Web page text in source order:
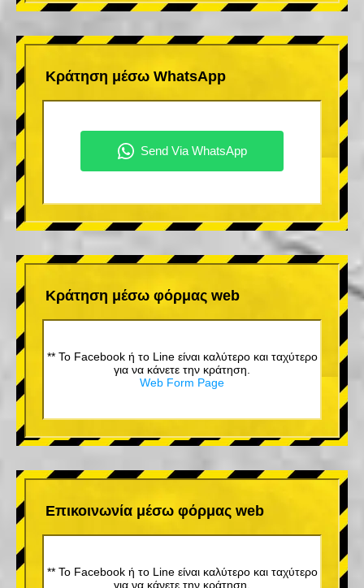
Κράτηση μέσω WhatsApp
Κράτηση μέσω φόρμας web
** Το Facebook ή το Line είναι καλύτερο και ταχύτερο
για να κάνετε την κράτηση.
Web Form Page
Επικοινωνία μέσω φόρμας web
** Το Facebook ή το Line είναι καλύτερο και ταχύτερο
για να κάνετε την κράτηση.